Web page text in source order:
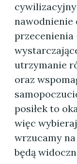
nawodnienie
przecenienia
utrzymanie
oraz
posiłek to
więc
wrzucamy
będą